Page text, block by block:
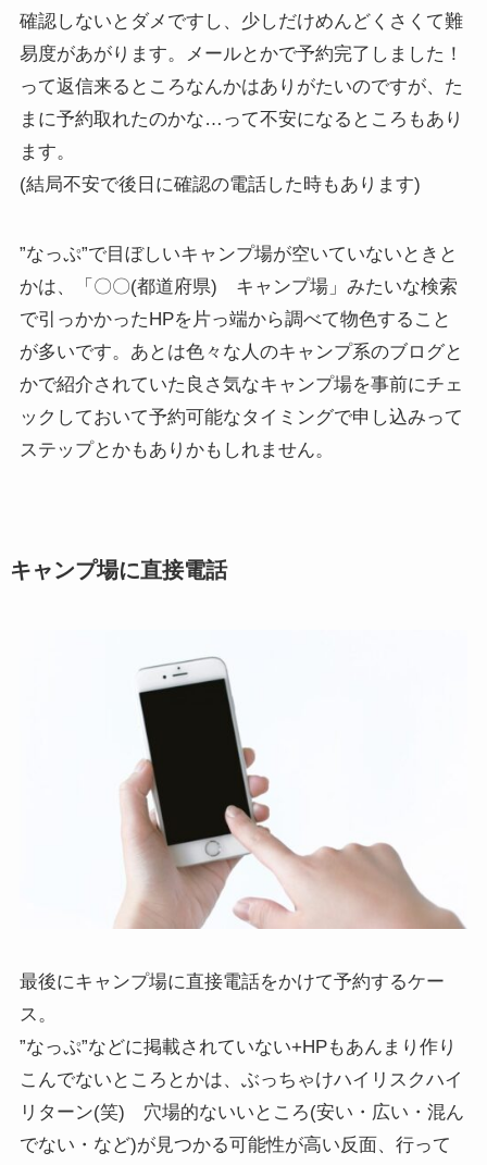
確認しないとダメですし、少しだけめんどくさくて難
易度があがります。メールとかで予約完了しました！
って返信来るところなんかはありがたいのですが、た
まに予約取れたのかな…って不安になるところもあり
ます。
(結局不安で後日に確認の電話した時もあります)
”なっぷ”で目ぼしいキャンプ場が空いていないときと
かは、「〇〇(都道府県) キャンプ場」みたいな検索
で引っかかったHPを片っ端から調べて物色すること
が多いです。あとは色々な人のキャンプ系のブログと
かで紹介されていた良さ気なキャンプ場を事前にチェ
ックしておいて予約可能なタイミングで申し込みって
ステップとかもありかもしれません。
キャンプ場に直接電話
最後にキャンプ場に直接電話をかけて予約するケー
ス。
”なっぷ”などに掲載されていない+HPもあんまり作り
こんでないところとかは、ぶっちゃけハイリスクハイ
リターン(笑) 穴場的ないいところ(安い・広い・混ん
でない・など)が見つかる可能性が高い反面、行って